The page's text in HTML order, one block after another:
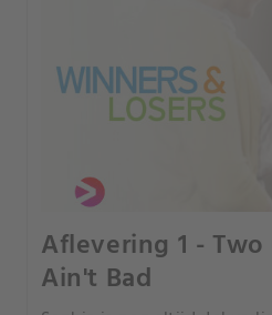
Aflevering 1 -
Ain't Bad